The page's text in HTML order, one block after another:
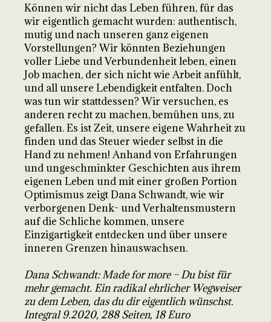
Können wir nicht das Leben führen, für das
wir eigentlich gemacht wurden: authentisch,
mutig und nach unseren ganz eigenen
Vorstellungen? Wir könnten Beziehungen
voller Liebe und Verbundenheit leben, einen
Job machen, der sich nicht wie Arbeit anfühlt,
und all unsere Lebendigkeit entfalten. Doch
was tun wir stattdessen? Wir versuchen, es
anderen recht zu machen, bemühen uns, zu
gefallen. Es ist Zeit, unsere eigene Wahrheit zu
finden und das Steuer wieder selbst in die
Hand zu nehmen! Anhand von Erfahrungen
und ungeschminkter Geschichten aus ihrem
eigenen Leben und mit einer großen Portion
Optimismus zeigt Dana Schwandt, wie wir
verborgenen Denk- und Verhaltensmustern
auf die Schliche kommen, unsere
Einzigartigkeit entdecken und über unsere
inneren Grenzen hinauswachsen.
Dana Schwandt: Made for more – Du bist für
mehr gemacht. Ein radikal ehrlicher Wegweiser
zu dem Leben, das du dir eigentlich wünschst.
Integral 9.2020, 288 Seiten, 18 Euro